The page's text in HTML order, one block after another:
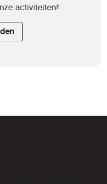
activiteiten!'